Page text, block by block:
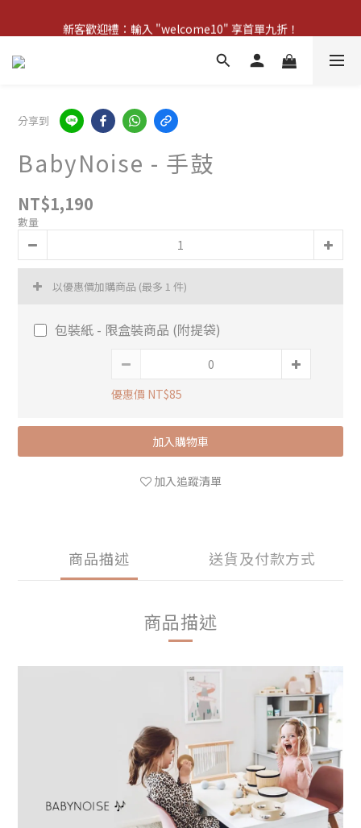
Pom d'Api 畢業特典 · 全品項買一送一
分享到
BabyNoise - 手鼓
NT$1,190
數量
以優惠價加購商品 (最多 1 件)
包裝紙 - 限盒裝商品 (附提袋)
優惠價 NT$85
加入購物車
加入追蹤清單
商品描述 送貨及付款方式
商品描述